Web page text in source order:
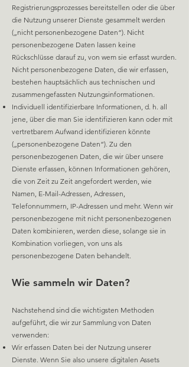
Registrierungsprozesses bereitstellen oder die über
die Nutzung unserer Dienste gesammelt werden
(„nicht personenbezogene Daten“). Nicht
personenbezogene Daten lassen keine
Rückschlüsse darauf zu, von wem sie erfasst wurden.
Nicht personenbezogene Daten, die wir erfassen,
bestehen hauptsächlich aus technischen und
zusammengefassten Nutzungsinformationen.
Individuell identifizierbare Informationen, d. h. all
jene, über die man Sie identifizieren kann oder mit
vertretbarem Aufwand identifizieren könnte
(„personenbezogene Daten“). Zu den
personenbezogenen Daten, die wir über unsere
Dienste erfassen, können Informationen gehören,
die von Zeit zu Zeit angefordert werden, wie
Namen, E-Mail-Adressen, Adressen,
Telefonnummern, IP-Adressen und mehr. Wenn wir
personenbezogene mit nicht personenbezogenen
Daten kombinieren, werden diese, solange sie in
Kombination vorliegen, von uns als
personenbezogene Daten behandelt.
Wie sammeln wir Daten?
Nachstehend sind die wichtigsten Methoden
aufgeführt, die wir zur Sammlung von Daten
verwenden:
Wir erfassen Daten bei der Nutzung unserer
Dienste. Wenn Sie also unsere digitalen Assets